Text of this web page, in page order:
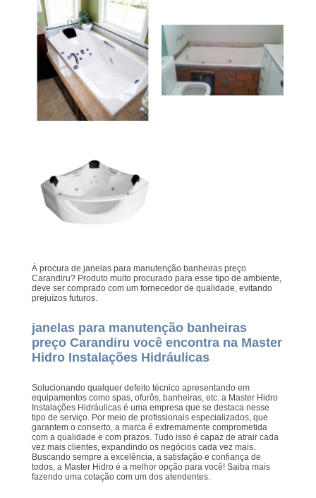
À procura de janelas para manutenção banheiras preço
Carandiru? Produto muito procurado para esse tipo de ambiente,
deve ser comprado com um fornecedor de qualidade, evitando
prejuízos futuros.
janelas para manutenção banheiras
preço Carandiru você encontra na Master
Hidro Instalações Hidráulicas
Solucionando qualquer defeito técnico apresentando em
equipamentos como spas, ofurôs, banheiras, etc. a Master Hidro
Instalações Hidráulicas é uma empresa que se destaca nesse
tipo de serviço. Por meio de profissionais especializados, que
garantem o conserto, a marca é extremamente comprometida
com a qualidade e com prazos. Tudo isso é capaz de atrair cada
vez mais clientes, expandindo os negócios cada vez mais.
Buscando sempre a excelência, a satisfação e confiança de
todos, a Master Hidro é a melhor opção para você! Saiba mais
fazendo uma cotação com um dos atendentes.